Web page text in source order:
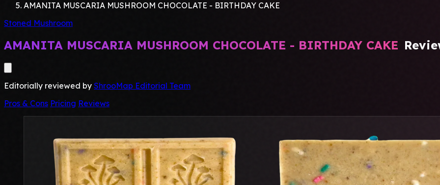
AMANITA MUSCARIA MUSHROOM CHOCOLATE - BIRTHDAY CAKE
Stoned Mushroom
AMANITA MUSCARIA MUSHROOM CHOCOLATE - BIRTHDAY CAKE
Editorially reviewed by ShrooMap Editorial Team
Pros & Cons Pricing Reviews